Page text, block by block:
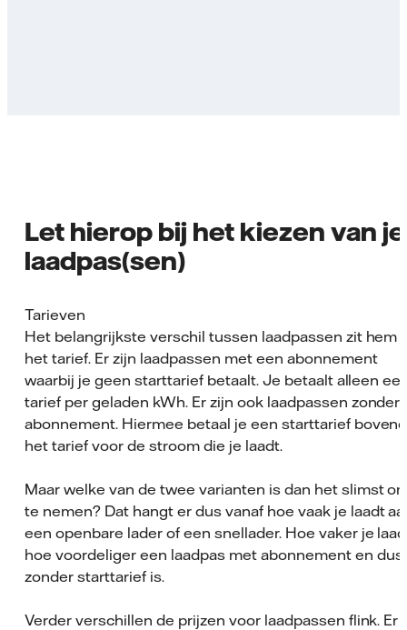
Let hierop bij het kiezen van je
laadpas(sen)
Tarieven
Het belangrijkste verschil tussen laadpassen zit hem
het tarief. Er zijn laadpassen met een abonnement
waarbij je geen starttarief betaalt. Je betaalt alleen
tarief per geladen kWh. Er zijn ook laadpassen zonder
abonnement. Hiermee betaal je een starttarief
het tarief voor de stroom die je laadt.
Maar welke van de twee varianten is dan het slimst
te nemen? Dat hangt er dus vanaf hoe vaak je laadt
een openbare lader of een snellader. Hoe vaker je
hoe voordeliger een laadpas met abonnement en dus
zonder starttarief is.
Verder verschillen de prijzen voor laadpassen flink. Er